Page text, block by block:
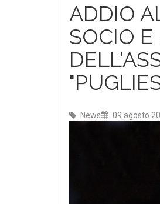
ADDIO
SOCIO E
News 09 agosto